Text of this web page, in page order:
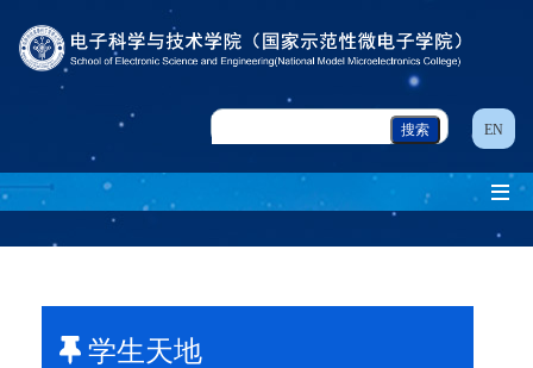
EN
学生天地